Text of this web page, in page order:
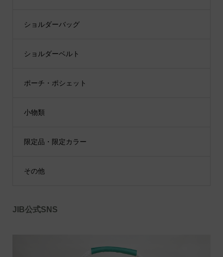
ショルダーバッグ
ショルダーベルト
ポーチ・ポシェット
小物類
限定品・限定カラー
その他
JIB公式SNS